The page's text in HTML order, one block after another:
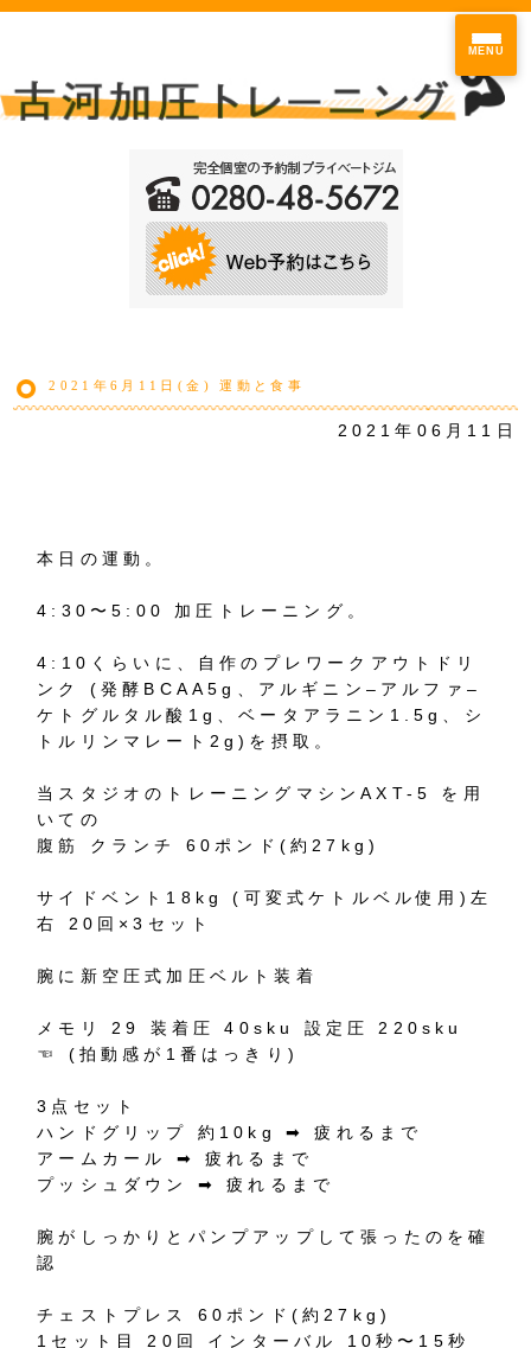
MENU
2021年6月11日(金) 運動と食事
2021年06月11日
本日の運動。
4:30 〜5:00 加圧トレーニング。
4:10 くらいに、自作のプレワークアウトドリ
ンク
(発酵 BCAA5g 、アルギニン – アルファ –
ケトグルタル酸 1g 、ベータアラニン 1.5g
、シ
トルリンマレート 2g) を摂取。
当スタジオのトレーニングマシンAXT-5 を用
いての
腹筋
クランチ 60 ポンド (約 27kg)
サイドベント 18kg ( 可変式ケトルベル使用 ) 左
右
20 回 ×3 セット
腕に新空圧式加圧ベルト装着
メモリ 29 装着圧 40sku 設定圧
220sku
☜
( 拍動感が 1 番はっきり )
3 点セット
ハンドグリップ
約 10kg➡︎
疲れるまで
アームカール
➡︎
疲れるまで
プッシュダウン
➡︎ 疲れるまで
腕がしっかりとパンプアップして張ったのを確
認
チェストプレス 60 ポンド (約 27kg)
1 セット目 20 回 インターバル 10秒〜 15 秒